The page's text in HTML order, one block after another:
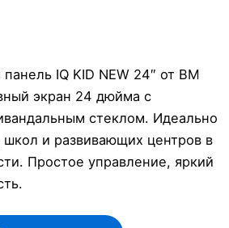
IQ KID NEW 24″ от BM
экран 24 дюйма с
стеклом. Идеально
школ и развивающих центров в
Простое управление, яркий